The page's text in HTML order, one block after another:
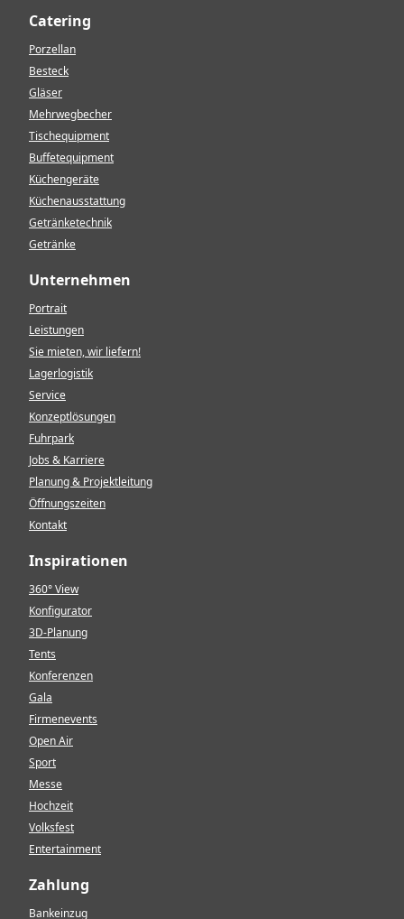
Catering
Porzellan
Besteck
Gläser
Mehrwegbecher
Tischequipment
Buffetequipment
Küchengeräte
Küchenausstattung
Getränketechnik
Getränke
Unternehmen
Portrait
Leistungen
Sie mieten, wir liefern!
Lagerlogistik
Service
Konzeptlösungen
Fuhrpark
Jobs & Karriere
Planung & Projektleitung
Öffnungszeiten
Kontakt
Inspirationen
360° View
Konfigurator
3D-Planung
Tents
Konferenzen
Gala
Firmenevents
Open Air
Sport
Messe
Hochzeit
Volksfest
Entertainment
Zahlung
Bankeinzug